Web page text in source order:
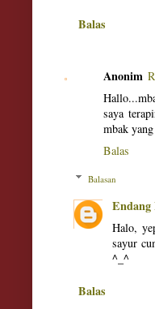
Balas
Anonim
saya
mbak
Balas
Balasan
Halo,
sayur
^_^
Balas